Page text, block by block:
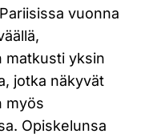
vuonna
matkusti yksin
jotka näkyvät
myös
Opiskelunsa